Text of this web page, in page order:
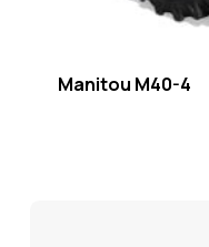
Manitou M40-4